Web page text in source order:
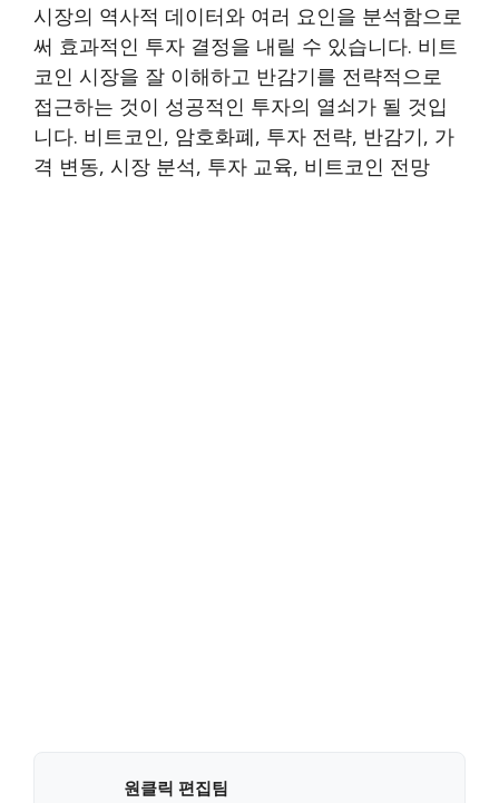
시장의 역사적 데이터와 여러 요인을 분석함으로
써 효과적인 투자 결정을 내릴 수 있습니다. 비트
코인 시장을 잘 이해하고 반감기를 전략적으로
접근하는 것이 성공적인 투자의 열쇠가 될 것입
니다. 비트코인, 암호화폐, 투자 전략, 반감기, 가
격 변동, 시장 분석, 투자 교육, 비트코인 전망
원클릭 편집팀